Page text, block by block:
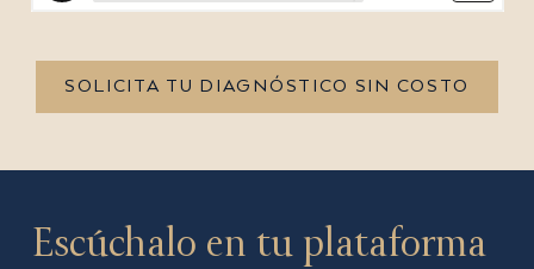
SOLICITA TU DIAGNÓSTICO SIN COSTO
Escúchalo en tu plataforma